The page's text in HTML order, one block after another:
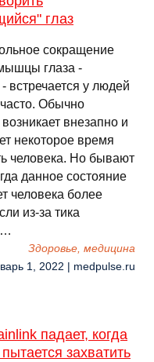
глаз
сокращение
глаза -
встречается у людей
Обычно
внезапно и
некоторое время
человека. Но бывают
данное состояние
человека более
из-за тика
…
Здоровье, медицина
1, 2022 | medpulse.ru
падает, когда
захватить